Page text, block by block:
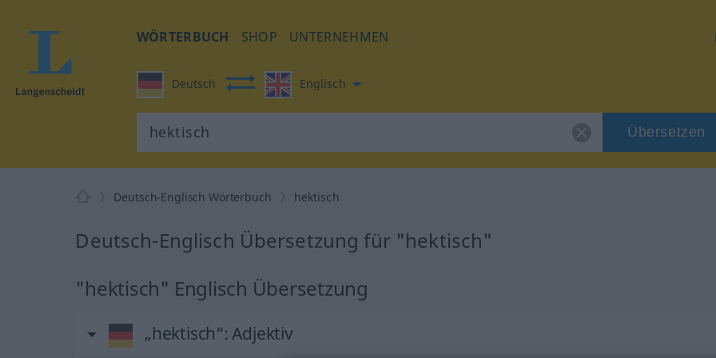
WÖRTERBUCH SHOP UNTERNEHMEN
Deutsch Englisch
Übersetzen
Deutsch-Englisch Wörterbuch hektisch
Deutsch-Englisch Übersetzung für "hektisch"
"hektisch" Englisch Übersetzung
„hektisch“: Adjektiv